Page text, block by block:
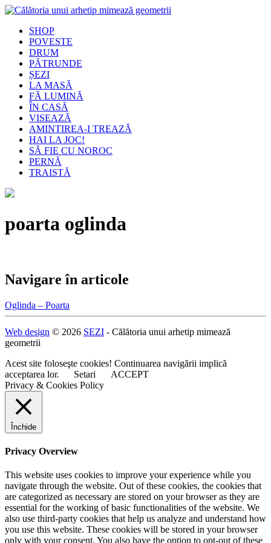
SHOP
POVESTE
DRUM
PĂTRUNDE
ȘEZI
LA MASĂ
FĂ LUMINĂ
ÎN CASĂ
VISEAZĂ
AMINTIREA-I TREAZĂ
HAI LA JOC!
SĂ FIE CU NOROC
PERNĂ
TRAISTĂ
poarta oglinda
Navigare în articole
Oglinda – Poarta
Web design © 2026 SEZI - Călătoria unui arhetip mimează
geometrii
Acest site foloseşte cookies! Continuarea navigării implică
acceptarea lor.
Setari
ACCEPT
Privacy & Cookies Policy
Închide
Privacy Overview
This website uses cookies to improve your experience while you
navigate through the website. Out of these cookies, the cookies that
are categorized as necessary are stored on your browser as they are
essential for the working of basic functionalities of the website. We
also use third-party cookies that help us analyze and understand how
you use this website. These cookies will be stored in your browser
only with your consent. You also have the option to opt-out of these